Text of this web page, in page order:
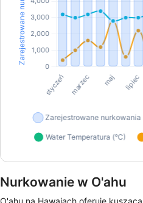
Nurkowanie w O'ahu